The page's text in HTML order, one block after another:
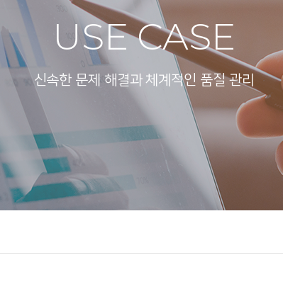
USE CASE
신속한 문제 해결과 체계적인 품질 관리